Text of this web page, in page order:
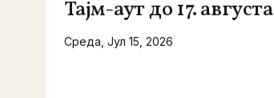
Тајм-аут до 17. августа
Среда, Јул 15, 2026